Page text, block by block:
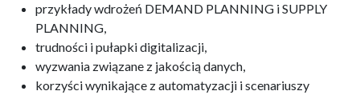
przykłady wdrożeń DEMAND PLANNING i SUPPLY
PLANNING,
trudności i pułapki digitalizacji,
wyzwania związane z jakością danych,
korzyści wynikające z automatyzacji i scenariuszy